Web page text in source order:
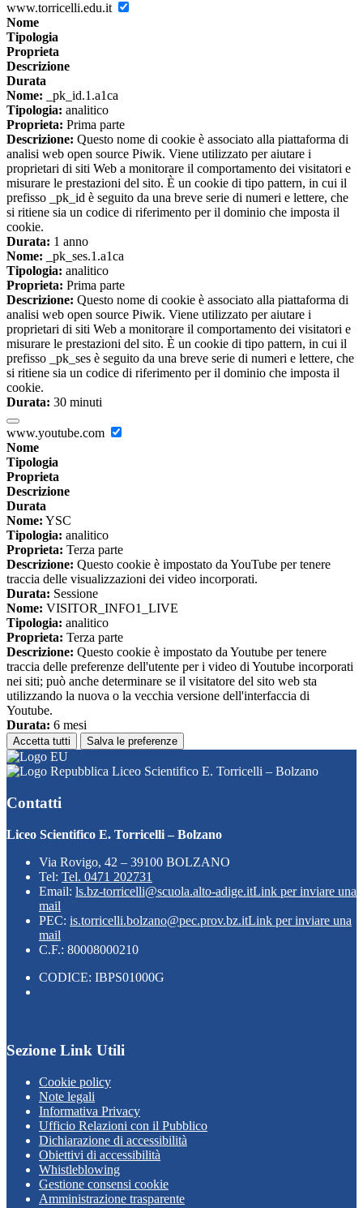
www.torricelli.edu.it
Nome
Tipologia
Proprieta
Descrizione
Durata
Nome: _pk_id.1.a1ca
Tipologia: analitico
Proprieta: Prima parte
Descrizione: Questo nome di cookie è associato alla piattaforma di
analisi web open source Piwik. Viene utilizzato per aiutare i
proprietari di siti Web a monitorare il comportamento dei visitatori e
misurare le prestazioni del sito. È un cookie di tipo pattern, in cui il
prefisso _pk_id è seguito da una breve serie di numeri e lettere, che
si ritiene sia un codice di riferimento per il dominio che imposta il
cookie.
Durata: 1 anno
Nome: _pk_ses.1.a1ca
Tipologia: analitico
Proprieta: Prima parte
Descrizione: Questo nome di cookie è associato alla piattaforma di
analisi web open source Piwik. Viene utilizzato per aiutare i
proprietari di siti Web a monitorare il comportamento dei visitatori e
misurare le prestazioni del sito. È un cookie di tipo pattern, in cui il
prefisso _pk_ses è seguito da una breve serie di numeri e lettere, che
si ritiene sia un codice di riferimento per il dominio che imposta il
cookie.
Durata: 30 minuti
www.youtube.com
Nome
Tipologia
Proprieta
Descrizione
Durata
Nome: YSC
Tipologia: analitico
Proprieta: Terza parte
Descrizione: Questo cookie è impostato da YouTube per tenere
traccia delle visualizzazioni dei video incorporati.
Durata: Sessione
Nome: VISITOR_INFO1_LIVE
Tipologia: analitico
Proprieta: Terza parte
Descrizione: Questo cookie è impostato da Youtube per tenere
traccia delle preferenze dell'utente per i video di Youtube incorporati
nei siti; può anche determinare se il visitatore del sito web sta
utilizzando la nuova o la vecchia versione dell'interfaccia di
Youtube.
Durata: 6 mesi
Accetta tutti Salva le preferenze
Liceo Scientifico E. Torricelli – Bolzano
Contatti
Liceo Scientifico E. Torricelli – Bolzano
Via Rovigo, 42 – 39100 BOLZANO
Tel: Tel. 0471 202731
Email: ls.bz-torricelli@scuola.alto-adige.itLink per inviare una
mail
PEC: is.torricelli.bolzano@pec.prov.bz.itLink per inviare una
mail
C.F.: 80008000210
CODICE: IBPS01000G
Sezione Link Utili
Cookie policy
Note legali
Informativa Privacy
Ufficio Relazioni con il Pubblico
Dichiarazione di accessibilità
Obiettivi di accessibilità
Whistleblowing
Gestione consensi cookie
Amministrazione trasparente